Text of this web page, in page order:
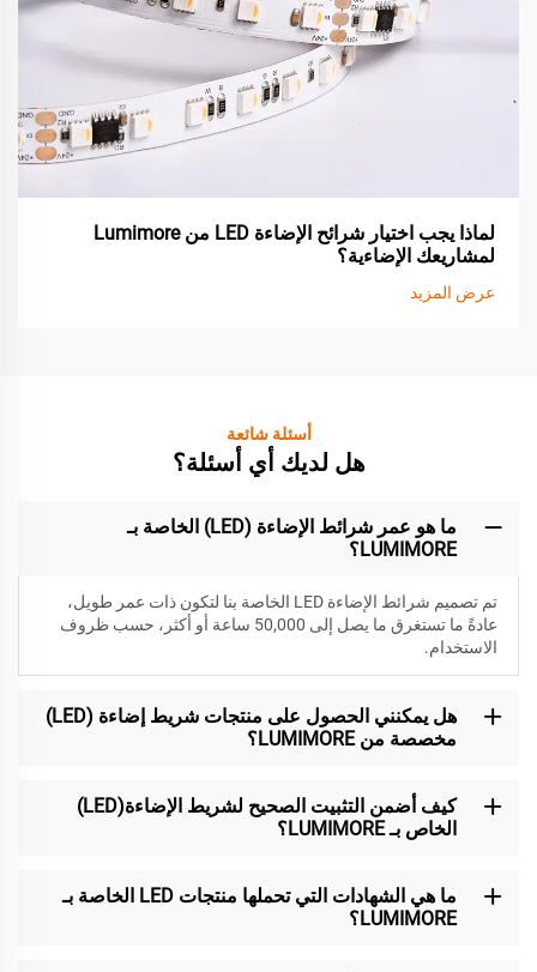
لماذا يجب اختيار شرائح الإضاءة LED من Lumimore
لمشاريعك الإضاءية؟
عرض المزيد
أسئلة شائعة
هل لديك أي أسئلة؟
ما هو عمر شرائط الإضاءة (LED) الخاصة بـ
LUMIMORE؟
تم تصميم شرائط الإضاءة LED الخاصة بنا لتكون
ذات عمر طويل،
عادةً ما تستغرق ما يصل إلى 50,000 ساعة أو أكثر، حسب ظروف
الاستخدام.
هل يمكنني الحصول على منتجات شريط إضاءة (LED)
مخصصة من LUMIMORE؟
كيف أضمن التثبيت الصحيح لشريط الإضاءة(LED)
الخاص بـ LUMIMORE؟
ما هي الشهادات التي تحملها منتجات LED الخاصة بـ
LUMIMORE؟